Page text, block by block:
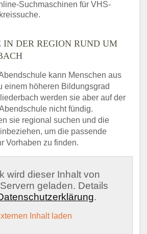
Suchmaschinen für VHS-
IN DER REGION RUND UM
kann Menschen aus
einem höheren Bildungsgrad
werden sie aber auf der
nicht fündig.
sie regional suchen und die
um die passende
Vorhaben zu finden.
wird dieser Inhalt von
geladen. Details
.
Inhalt laden